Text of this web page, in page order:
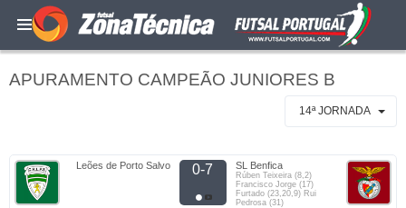
APURAMENTO CAMPEÃO JUNIORES B
14ª JORNADA
Leões de Porto Salvo 0-7 SL Benfica
Rúben Teixeira (8,2)
Francisco Jorge (17)
Furtado (23,20,9) Rui
Pedrosa (31)